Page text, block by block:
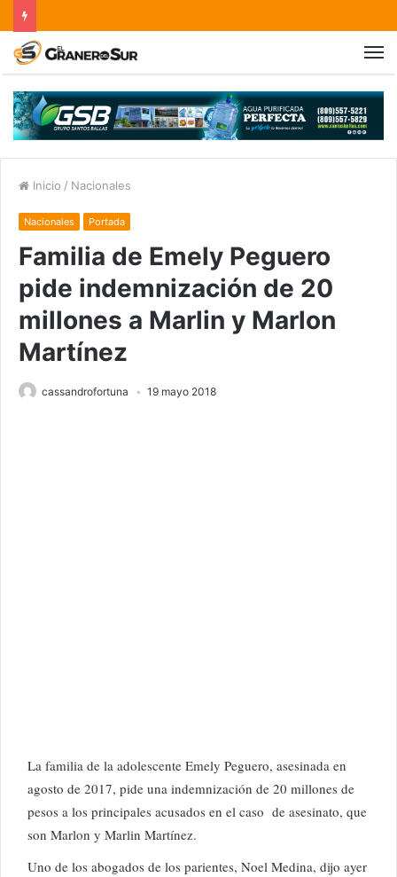
Inicio / Nacionales
Nacionales Portada
Familia de Emely Peguero
pide indemnización de 20
millones a Marlin y Marlon
Martínez
cassandrofortuna 19 mayo 2018
La familia de la adolescente Emely Peguero, asesinada en
agosto de 2017, pide una indemnización de 20 millones de
pesos a los principales acusados en el caso de asesinato, que
son Marlon y Marlin Martínez.
Uno de los abogados de los parientes, Noel Medina, dijo ayer